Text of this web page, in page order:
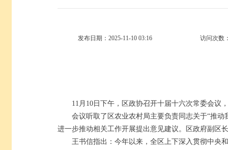
发布日期：2025-11-10 03:16 访问次数
11月10日下午，区政协召开十届十六次常委会议
会议听取了区农业农村局主要负责同志关于“推
进一步推动相关工作开展提出意见建议。区政府副区
王书信指出：今年以来，全区上下深入贯彻中央